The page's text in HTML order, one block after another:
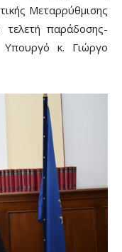
Μεταρρύθμισης
παράδοσης-
κ. Γιώργο